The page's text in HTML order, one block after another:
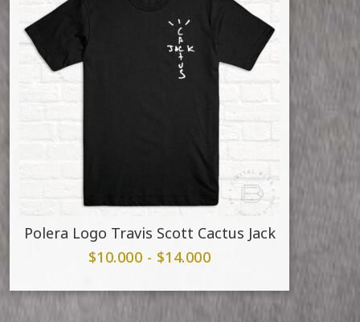
Polera Logo Travis Scott Cactus Jack
$10.000 - $14.000